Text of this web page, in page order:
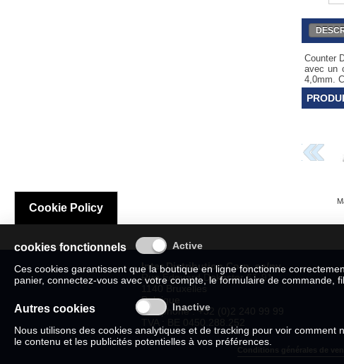
Counter
avec un
4,0mm.
Inter Distribution Corp. sa/nv
Rue Edouard Dekoster 61-91
1140 Bruxelles
Belgique
Téléphone : +32 (0)2 240 99 99
Cookie Policy
cookies fonctionnels
Ces cookies garantissent que la boutique en ligne fonctionne
panier, connectez-vous avec votre compte, le formulaire de commande,
Autres cookies
Nous utilisons des cookies analytiques et de tracking pour voir
le contenu et les publicités potentielles à vos préférences.